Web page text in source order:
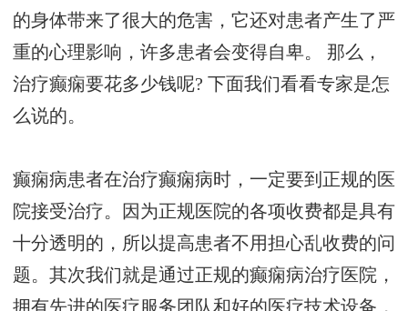
的身体带来了很大的危害，它还对患者产生了严
重的心理影响，许多患者会变得自卑。 那么，
治疗癫痫要花多少钱呢? 下面我们看看专家是怎
么说的。
癫痫病患者在治疗癫痫病时，一定要到正规的医
院接受治疗。因为正规医院的各项收费都是具有
十分透明的，所以提高患者不用担心乱收费的问
题。其次我们就是通过正规的癫痫病治疗医院，
拥有先进的医疗服务团队和好的医疗技术设备，